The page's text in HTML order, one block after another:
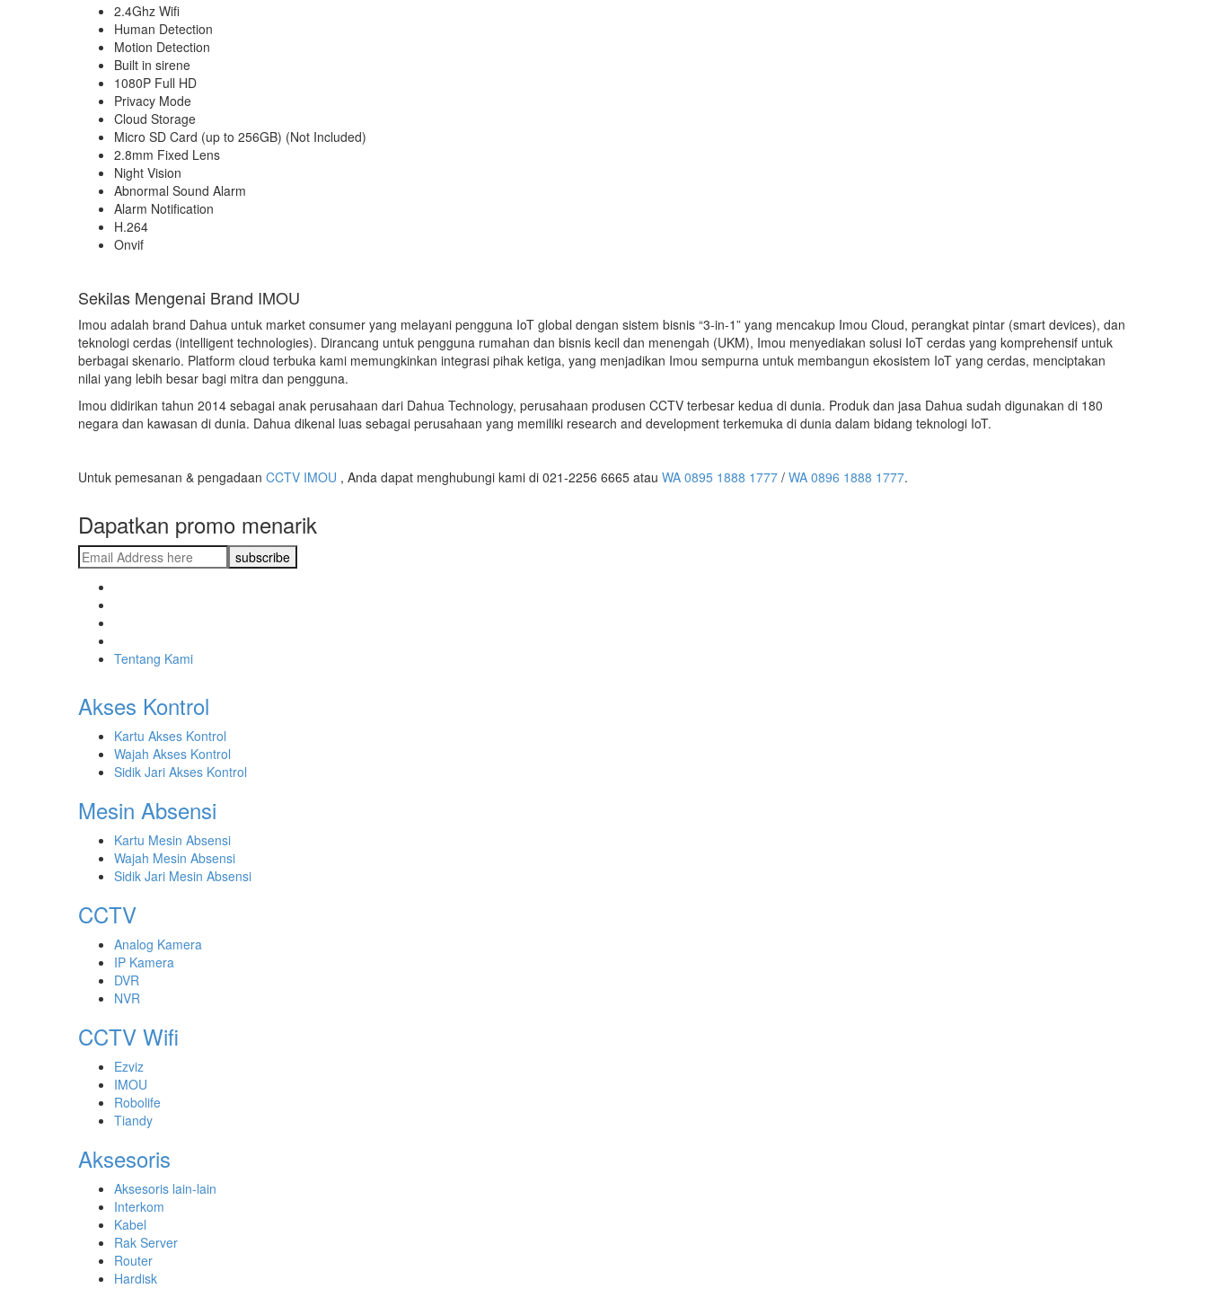
2.4Ghz Wifi
Human Detection
Motion Detection
Built in sirene
1080P Full HD
Privacy Mode
Cloud Storage
Micro SD Card (up to 256GB) (Not Included)
2.8mm Fixed Lens
Night Vision
Abnormal Sound Alarm
Alarm Notification
H.264
Onvif
Sekilas Mengenai Brand IMOU
Imou adalah brand Dahua untuk market consumer yang melayani pengguna IoT global dengan sistem bisnis “3-in-1” yang mencakup Imou Cloud, perangkat pintar (smart devices), dan
teknologi cerdas (intelligent technologies). Dirancang untuk pengguna rumahan dan bisnis kecil dan menengah (UKM), Imou menyediakan solusi IoT cerdas yang komprehensif untuk
berbagai skenario. Platform cloud terbuka kami memungkinkan integrasi pihak ketiga, yang menjadikan Imou sempurna untuk membangun ekosistem IoT yang cerdas, menciptakan
nilai yang lebih besar bagi mitra dan pengguna.
Imou didirikan tahun 2014 sebagai anak perusahaan dari Dahua Technology, perusahaan produsen CCTV terbesar kedua di dunia. Produk dan jasa Dahua sudah digunakan di 180
negara dan kawasan di dunia. Dahua dikenal luas sebagai perusahaan yang memiliki research and development terkemuka di dunia dalam bidang teknologi IoT.
Untuk pemesanan & pengadaan CCTV IMOU , Anda dapat menghubungi kami di 021-2256 6665 atau WA 0895 1888 1777 / WA 0896 1888 1777.
Dapatkan promo menarik
Tentang Kami
Akses Kontrol
Kartu Akses Kontrol
Wajah Akses Kontrol
Sidik Jari Akses Kontrol
Mesin Absensi
Kartu Mesin Absensi
Wajah Mesin Absensi
Sidik Jari Mesin Absensi
CCTV
Analog Kamera
IP Kamera
DVR
NVR
CCTV Wifi
Ezviz
IMOU
Robolife
Tiandy
Aksesoris
Aksesoris lain-lain
Interkom
Kabel
Rak Server
Router
Hardisk